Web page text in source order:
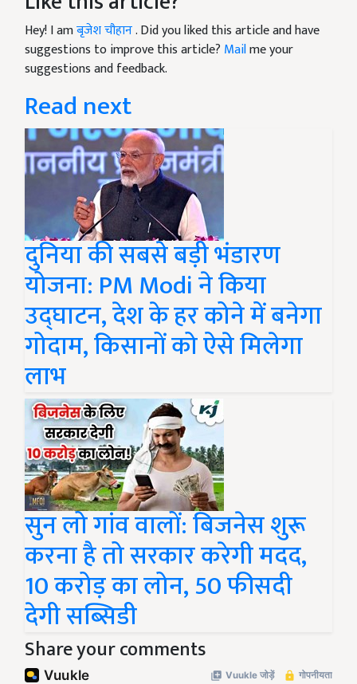
Hey! I amबृजेश चौहान. Did you liked this article and have
suggestions to improve this article? Mailme your
suggestions and feedback.
Read next
दुनिया की सबसे बड़ी भंडारण
योजना: PM Modi ने किया
उद्घाटन, देश के हर कोने में बनेगा
गोदाम, किसानों को ऐसे मिलेगा
लाभ
सुन लो गांव वालों: बिजनेस शुरू
करना है तो सरकार करेगी मदद,
10 करोड़ का लोन, 50 फीसदी
देगी सब्सिडी
Share your comments